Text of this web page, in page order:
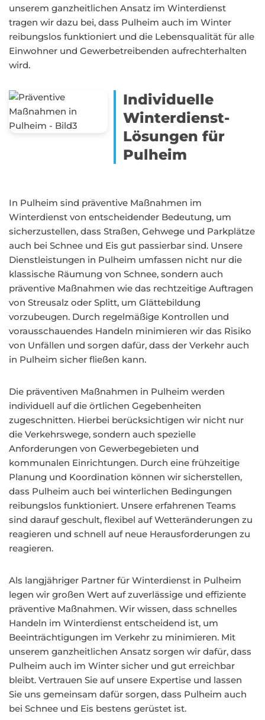
unserem ganzheitlichen Ansatz im Winterdienst
tragen wir dazu bei, dass Pulheim auch im Winter
reibungslos funktioniert und die Lebensqualität für alle
Einwohner und Gewerbetreibenden aufrechterhalten
wird.
Individuelle
Winterdienst-
Lösungen für
Pulheim
In Pulheim sind präventive Maßnahmen im
Winterdienst von entscheidender Bedeutung, um
sicherzustellen, dass Straßen, Gehwege und Parkplätze
auch bei Schnee und Eis gut passierbar sind. Unsere
Dienstleistungen in Pulheim umfassen nicht nur die
klassische Räumung von Schnee, sondern auch
präventive Maßnahmen wie das rechtzeitige Auftragen
von Streusalz oder Splitt, um Glättebildung
vorzubeugen. Durch regelmäßige Kontrollen und
vorausschauendes Handeln minimieren wir das Risiko
von Unfällen und sorgen dafür, dass der Verkehr auch
in Pulheim sicher fließen kann.
Die präventiven Maßnahmen in Pulheim werden
individuell auf die örtlichen Gegebenheiten
zugeschnitten. Hierbei berücksichtigen wir nicht nur
die Verkehrswege, sondern auch spezielle
Anforderungen von Gewerbegebieten und
kommunalen Einrichtungen. Durch eine frühzeitige
Planung und Koordination können wir sicherstellen,
dass Pulheim auch bei winterlichen Bedingungen
reibungslos funktioniert. Unsere erfahrenen Teams
sind darauf geschult, flexibel auf Wetteränderungen zu
reagieren und schnell auf neue Herausforderungen zu
reagieren.
Als langjähriger Partner für Winterdienst in Pulheim
legen wir großen Wert auf zuverlässige und effiziente
präventive Maßnahmen. Wir wissen, dass schnelles
Handeln im Winterdienst entscheidend ist, um
Beeinträchtigungen im Verkehr zu minimieren. Mit
unserem ganzheitlichen Ansatz sorgen wir dafür, dass
Pulheim auch im Winter sicher und gut erreichbar
bleibt. Vertrauen Sie auf unsere Expertise und lassen
Sie uns gemeinsam dafür sorgen, dass Pulheim auch
bei Schnee und Eis bestens gerüstet ist.